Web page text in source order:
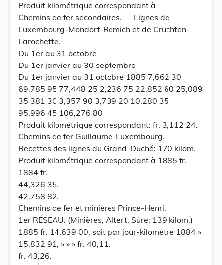
Produit kilométrique correspondant à
Chemins de fer secondaires. — Lignes de
Luxembourg-Mondorf-Remich et de Cruchten-
Larochette.
Du 1er au 31 octobre
Du 1er janvier au 30 septembre
Du 1er janvier au 31 octobre 1885 7,662 30
69,785 95 77,448 25 2,236 75 22,852 60 25,089
35 381 30 3,357 90 3,739 20 10,280 35
95.996 45 106,276 80
Produit kilométrique correspondant: fr. 3,112 24.
Chemins de fer Guillaume-Luxembourg. —
Recettes des lignes du Grand-Duché: 170 kilom.
Produit kilométrique correspondant à 1885 fr.
1884 fr.
44,326 35.
42,758 82.
Chemins de fer et minières Prince-Henri.
1er RÉSEAU. (Minières, Altert, Sûre: 139 kilom.)
1885 fr. 14,639 00, soit par jour-kilomètre 1884 »
15,832 91, » » » fr. 40,11.
fr. 43,26.